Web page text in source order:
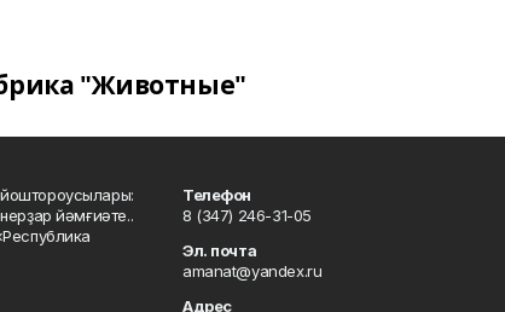
"Животные"
йәмғиәте..
Телефон
8 (347) 246-31-05
Эл. почта
amanat@yandex.ru
Адрес